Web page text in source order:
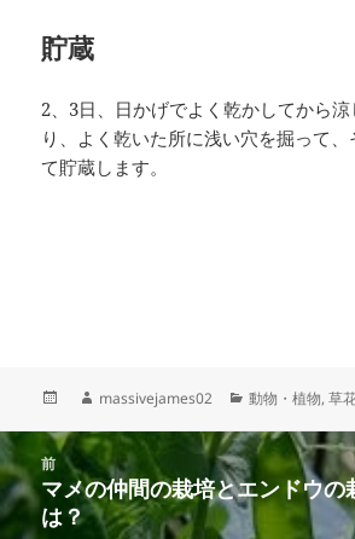
貯蔵
2、3日、日かげでよく乾かしてから
り、よく乾いた所に浅い穴を掘って
て貯蔵します。
日:
作
者
massivejames02
カ
ゴ
リ
ー
動物・植物,草
投
稿
ナ
前
前
の
マメの仲間の栽培とエンドウの
は？